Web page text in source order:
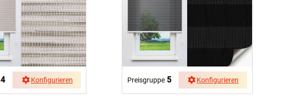
4 Konfigurieren Preisgruppe 5 Konfigurieren